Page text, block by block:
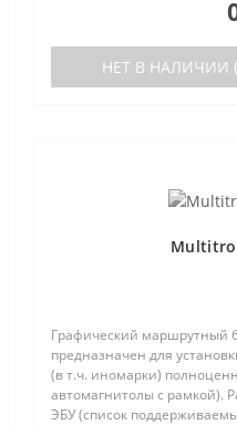
НЕТ В НАЛИЧИИ
Графический маршрутный
предназначен для
(в т.ч. иномарки)
автомагнитолы с рамкой).
ЭБУ (список